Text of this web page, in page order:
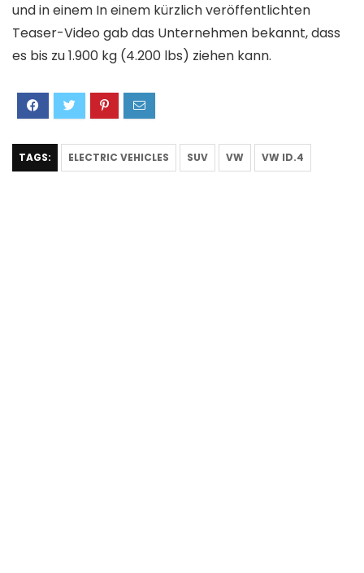
und in einem In einem kürzlich veröffentlichten
Teaser-Video gab das Unternehmen bekannt, dass
es bis zu 1.900 kg (4.200 lbs) ziehen kann.
TAGS: ELECTRIC VEHICLES SUV VW VW ID.4